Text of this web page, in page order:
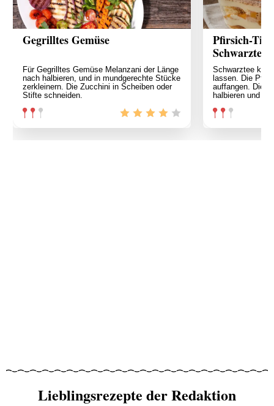
Gegrilltes Gemüse
Für Gegrilltes Gemüse Melanzani der Länge
nach halbieren, und in mundgerechte Stücke
zerkleinern. Die Zucchini in Scheiben oder
Stifte schneiden.
Pfirsich-
Schwarztee
Schwarztee
lassen. Die
auffangen. Die
halbieren und
Lieblingsrezepte der Redaktion